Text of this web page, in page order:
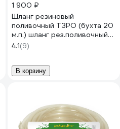
1 900 ₽
Шланг резиновый
поливочный ТЗРО (бухта 20
м.п.) шланг рез.поливочный
18*3Б
4.1(9)
В корзину